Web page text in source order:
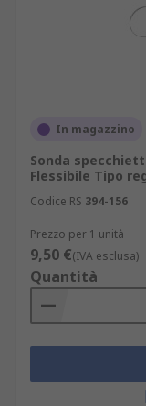
In magazzino
Sonda
Flessibile Tipo
Codice RS 394-156
Prezzo per 1 unità
9,50 €(IVA esclusa)
Quantità